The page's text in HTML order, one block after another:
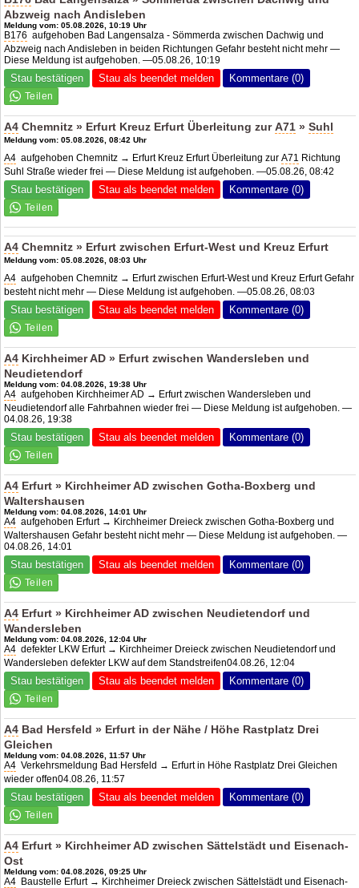
Abzweig nach Andisleben
Meldung vom: 05.08.2026, 10:19 Uhr
B176 aufgehoben Bad Langensalza - Sömmerda zwischen Dachwig und
Abzweig nach Andisleben in beiden Richtungen Gefahr besteht nicht mehr —
Diese Meldung ist aufgehoben. —05.08.26, 10:19
Stau bestätigen Stau als beendet melden Kommentare (0)
A4 Chemnitz » Erfurt Kreuz Erfurt Überleitung zurA71 »Suhl
Meldung vom: 05.08.2026, 08:42 Uhr
A4 aufgehoben Chemnitz → Erfurt Kreuz Erfurt Überleitung zurA71 Richtung
Suhl Straße wieder frei — Diese Meldung ist aufgehoben. —05.08.26, 08:42
Stau bestätigen Stau als beendet melden Kommentare (0)
A4 Chemnitz » Erfurt zwischen Erfurt-West und Kreuz Erfurt
Meldung vom: 05.08.2026, 08:03 Uhr
A4 aufgehoben Chemnitz → Erfurt zwischen Erfurt-West und Kreuz Erfurt Gefahr
besteht nicht mehr — Diese Meldung ist aufgehoben. —05.08.26, 08:03
Stau bestätigen Stau als beendet melden Kommentare (0)
A4 Kirchheimer AD » Erfurt zwischen Wandersleben und
Neudietendorf
Meldung vom: 04.08.2026, 19:38 Uhr
A4 aufgehoben Kirchheimer AD → Erfurt zwischen Wandersleben und
Neudietendorf alle Fahrbahnen wieder frei — Diese Meldung ist aufgehoben. —
04.08.26, 19:38
Stau bestätigen Stau als beendet melden Kommentare (0)
A4 Erfurt » Kirchheimer AD zwischen Gotha-Boxberg und
Waltershausen
Meldung vom: 04.08.2026, 14:01 Uhr
A4 aufgehoben Erfurt → Kirchheimer Dreieck zwischen Gotha-Boxberg und
Waltershausen Gefahr besteht nicht mehr — Diese Meldung ist aufgehoben. —
04.08.26, 14:01
Stau bestätigen Stau als beendet melden Kommentare (0)
A4 Erfurt » Kirchheimer AD zwischen Neudietendorf und
Wandersleben
Meldung vom: 04.08.2026, 12:04 Uhr
A4 defekter LKW Erfurt → Kirchheimer Dreieck zwischen Neudietendorf und
Wandersleben defekter LKW auf dem Standstreifen04.08.26, 12:04
Stau bestätigen Stau als beendet melden Kommentare (0)
A4 Bad Hersfeld » Erfurt in der Nähe / Höhe Rastplatz Drei
Gleichen
Meldung vom: 04.08.2026, 11:57 Uhr
A4 Verkehrsmeldung Bad Hersfeld → Erfurt in Höhe Rastplatz Drei Gleichen
wieder offen04.08.26, 11:57
Stau bestätigen Stau als beendet melden Kommentare (0)
A4 Erfurt » Kirchheimer AD zwischen Sättelstädt und Eisenach-
Ost
Meldung vom: 04.08.2026, 09:25 Uhr
A4 Baustelle Erfurt → Kirchheimer Dreieck zwischen Sättelstädt und Eisenach-